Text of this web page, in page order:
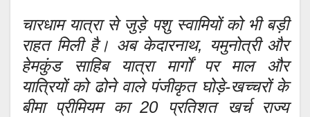
चारधाम यात्रा से जुड़े पशु स्वामियों को भी बड़ी
राहत मिली है। अब केदारनाथ, यमुनोत्री और
हेमकुंड साहिब यात्रा मार्गों पर माल और
यात्रियों को ढोने वाले पंजीकृत घोड़े-खच्चरों के
बीमा प्रीमियम का 20 प्रतिशत खर्च राज्य